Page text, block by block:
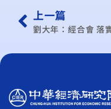
上一篇